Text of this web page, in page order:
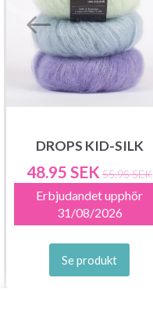
DROPS KID-SILK
48.95 SEK 55.95 SEK
Erbjudandet upphör
31/08/2026
Se produkt